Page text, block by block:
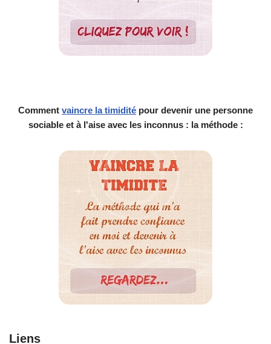
Comment vaincre la timidité pour devenir une personne
sociable et à l'aise avec les inconnus : la méthode :
Liens